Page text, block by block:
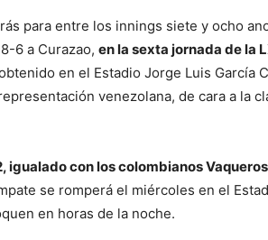
para entre los innings siete y ocho
6 a Curazao, en la sexta jornada de la
en el Estadio Jorge Luis García
venezolana, de cara a la
igualado con los colombianos
se romperá el miércoles en el
en horas de la noche.